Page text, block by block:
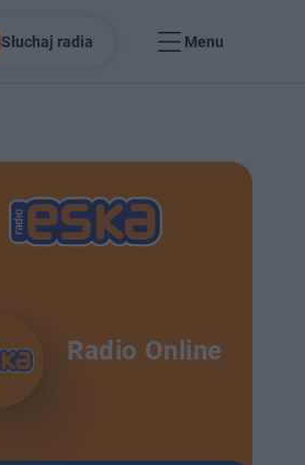
Słuchaj radia Menu
Radio Online